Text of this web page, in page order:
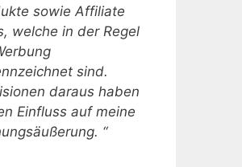
sowie Affiliate
welche in der Regel
sind.
daraus haben
Einfluss auf meine
“